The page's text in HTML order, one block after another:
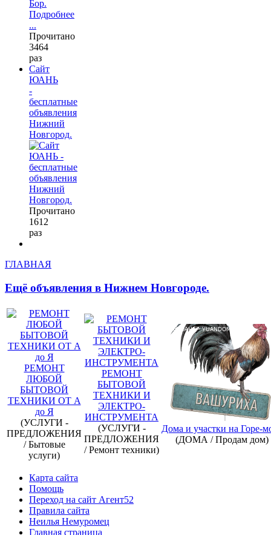
Подробнее
...
Прочитано
3464
раз
Сайт
ЮАНЬ
-
бесплатные
объявления
Нижний
Новгород.
Прочитано
1612
раз
ГЛАВНАЯ
Ещё объявления в Нижнем Новгороде.
РЕМОНТ
ЛЮБОЙ
БЫТОВОЙ
ТЕХНИКИ ОТ А
до Я
(УСЛУГИ -
ПРЕДЛОЖЕНИЯ
/ Бытовые
услуги)
РЕМОНТ
БЫТОВОЙ
ТЕХНИКИ И
ЭЛЕКТРО-
ИНСТРУМЕНТА
(УСЛУГИ -
ПРЕДЛОЖЕНИЯ
/ Ремонт техники)
Дома и участки на Горе-
(ДОМА / Продам дом)
Карта сайта
Помощь
Переход на сайт Aгент52
Правила сайта
Неилья Немуромец
Главная страница